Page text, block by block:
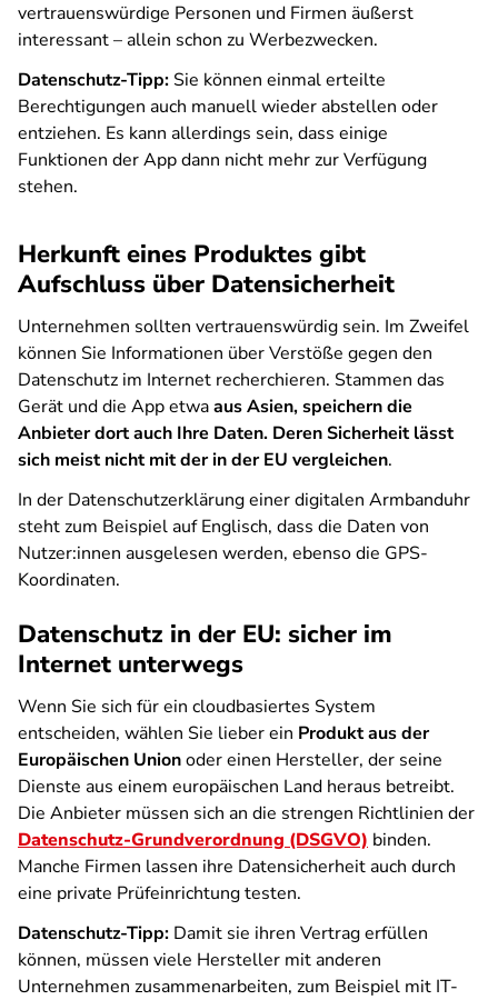
vertrauenswürdige Personen und Firmen äußerst
interessant – allein schon zu Werbezwecken.
Datenschutz-Tipp: Sie können einmal erteilte
Berechtigungen auch manuell wieder abstellen oder
entziehen. Es kann allerdings sein, dass einige
Funktionen der App dann nicht mehr zur Verfügung
stehen.
Herkunft eines Produktes gibt
Aufschluss über Datensicherheit
Unternehmen sollten vertrauenswürdig sein. Im Zweifel
können Sie Informationen über Verstöße gegen den
Datenschutz im Internet recherchieren. Stammen das
Gerät und die App etwaaus Asien, speichern die
Anbieter dort auch Ihre Daten. Deren Sicherheit lässt
sich meist nicht mit der in der EU vergleichen.
In der Datenschutzerklärung einer digitalen Armbanduhr
steht zum Beispiel auf Englisch, dass die Daten von
Nutzer:innen ausgelesen werden, ebenso die GPS-
Koordinaten.
Datenschutz in der EU: sicher im
Internet unterwegs
Wenn Sie sich für ein cloudbasiertes System
entscheiden, wählen Sie lieber ein Produkt aus der
Europäischen Unionoder einen Hersteller, der seine
Dienste aus einem europäischen Land heraus betreibt.
Die Anbieter müssen sich an die strengen Richtlinien der
Datenschutz-Grundverordnung (DSGVO) binden.
Manche Firmen lassen ihre Datensicherheit auch durch
eine private Prüfeinrichtung testen.
Datenschutz-Tipp: Damit sie ihren Vertrag erfüllen
können, müssen viele Hersteller mit anderen
Unternehmen zusammenarbeiten, zum Beispiel mit IT-